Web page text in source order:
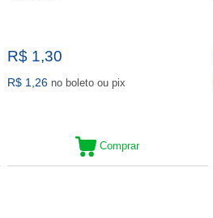
R$ 1,30
R$ 1,26 no boleto ou pix
Comprar